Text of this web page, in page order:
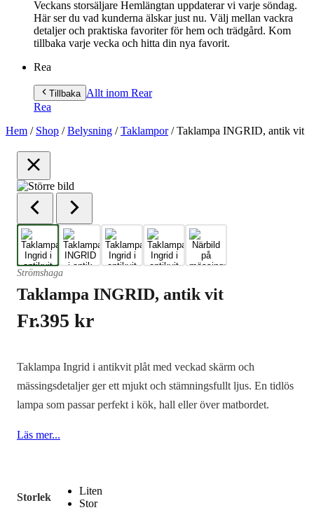
Veckans storsäljare Hemlängtan uppdaterar vi varje söndag.
Här ser du vad kunderna älskar just nu. Välj mellan vackra
detaljer och praktiska favoriter för hem och trädgård. Kom
tillbaka varje vecka och hitta din nya favorit.
Rea
Tillbaka Allt inom Rear
Rea
Hem / Shop /Belysning /Taklampor/Taklampa INGRID, antik vit
Strömshaga
Taklampa INGRID, antik vit
Fr.395 kr
Taklampa Ingrid i antikvit plåt med veckad skärm och
mässingsdetaljer ger ett mjukt och stämningsfullt ljus. En tidlös
lampa som passar perfekt i kök, hall eller över matbordet.
Läs mer...
Storlek
Liten
Stor